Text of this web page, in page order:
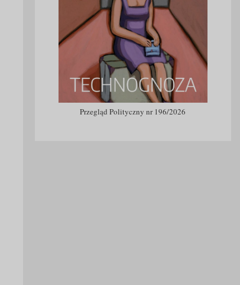
Przegląd Polityczny nr 196/2026